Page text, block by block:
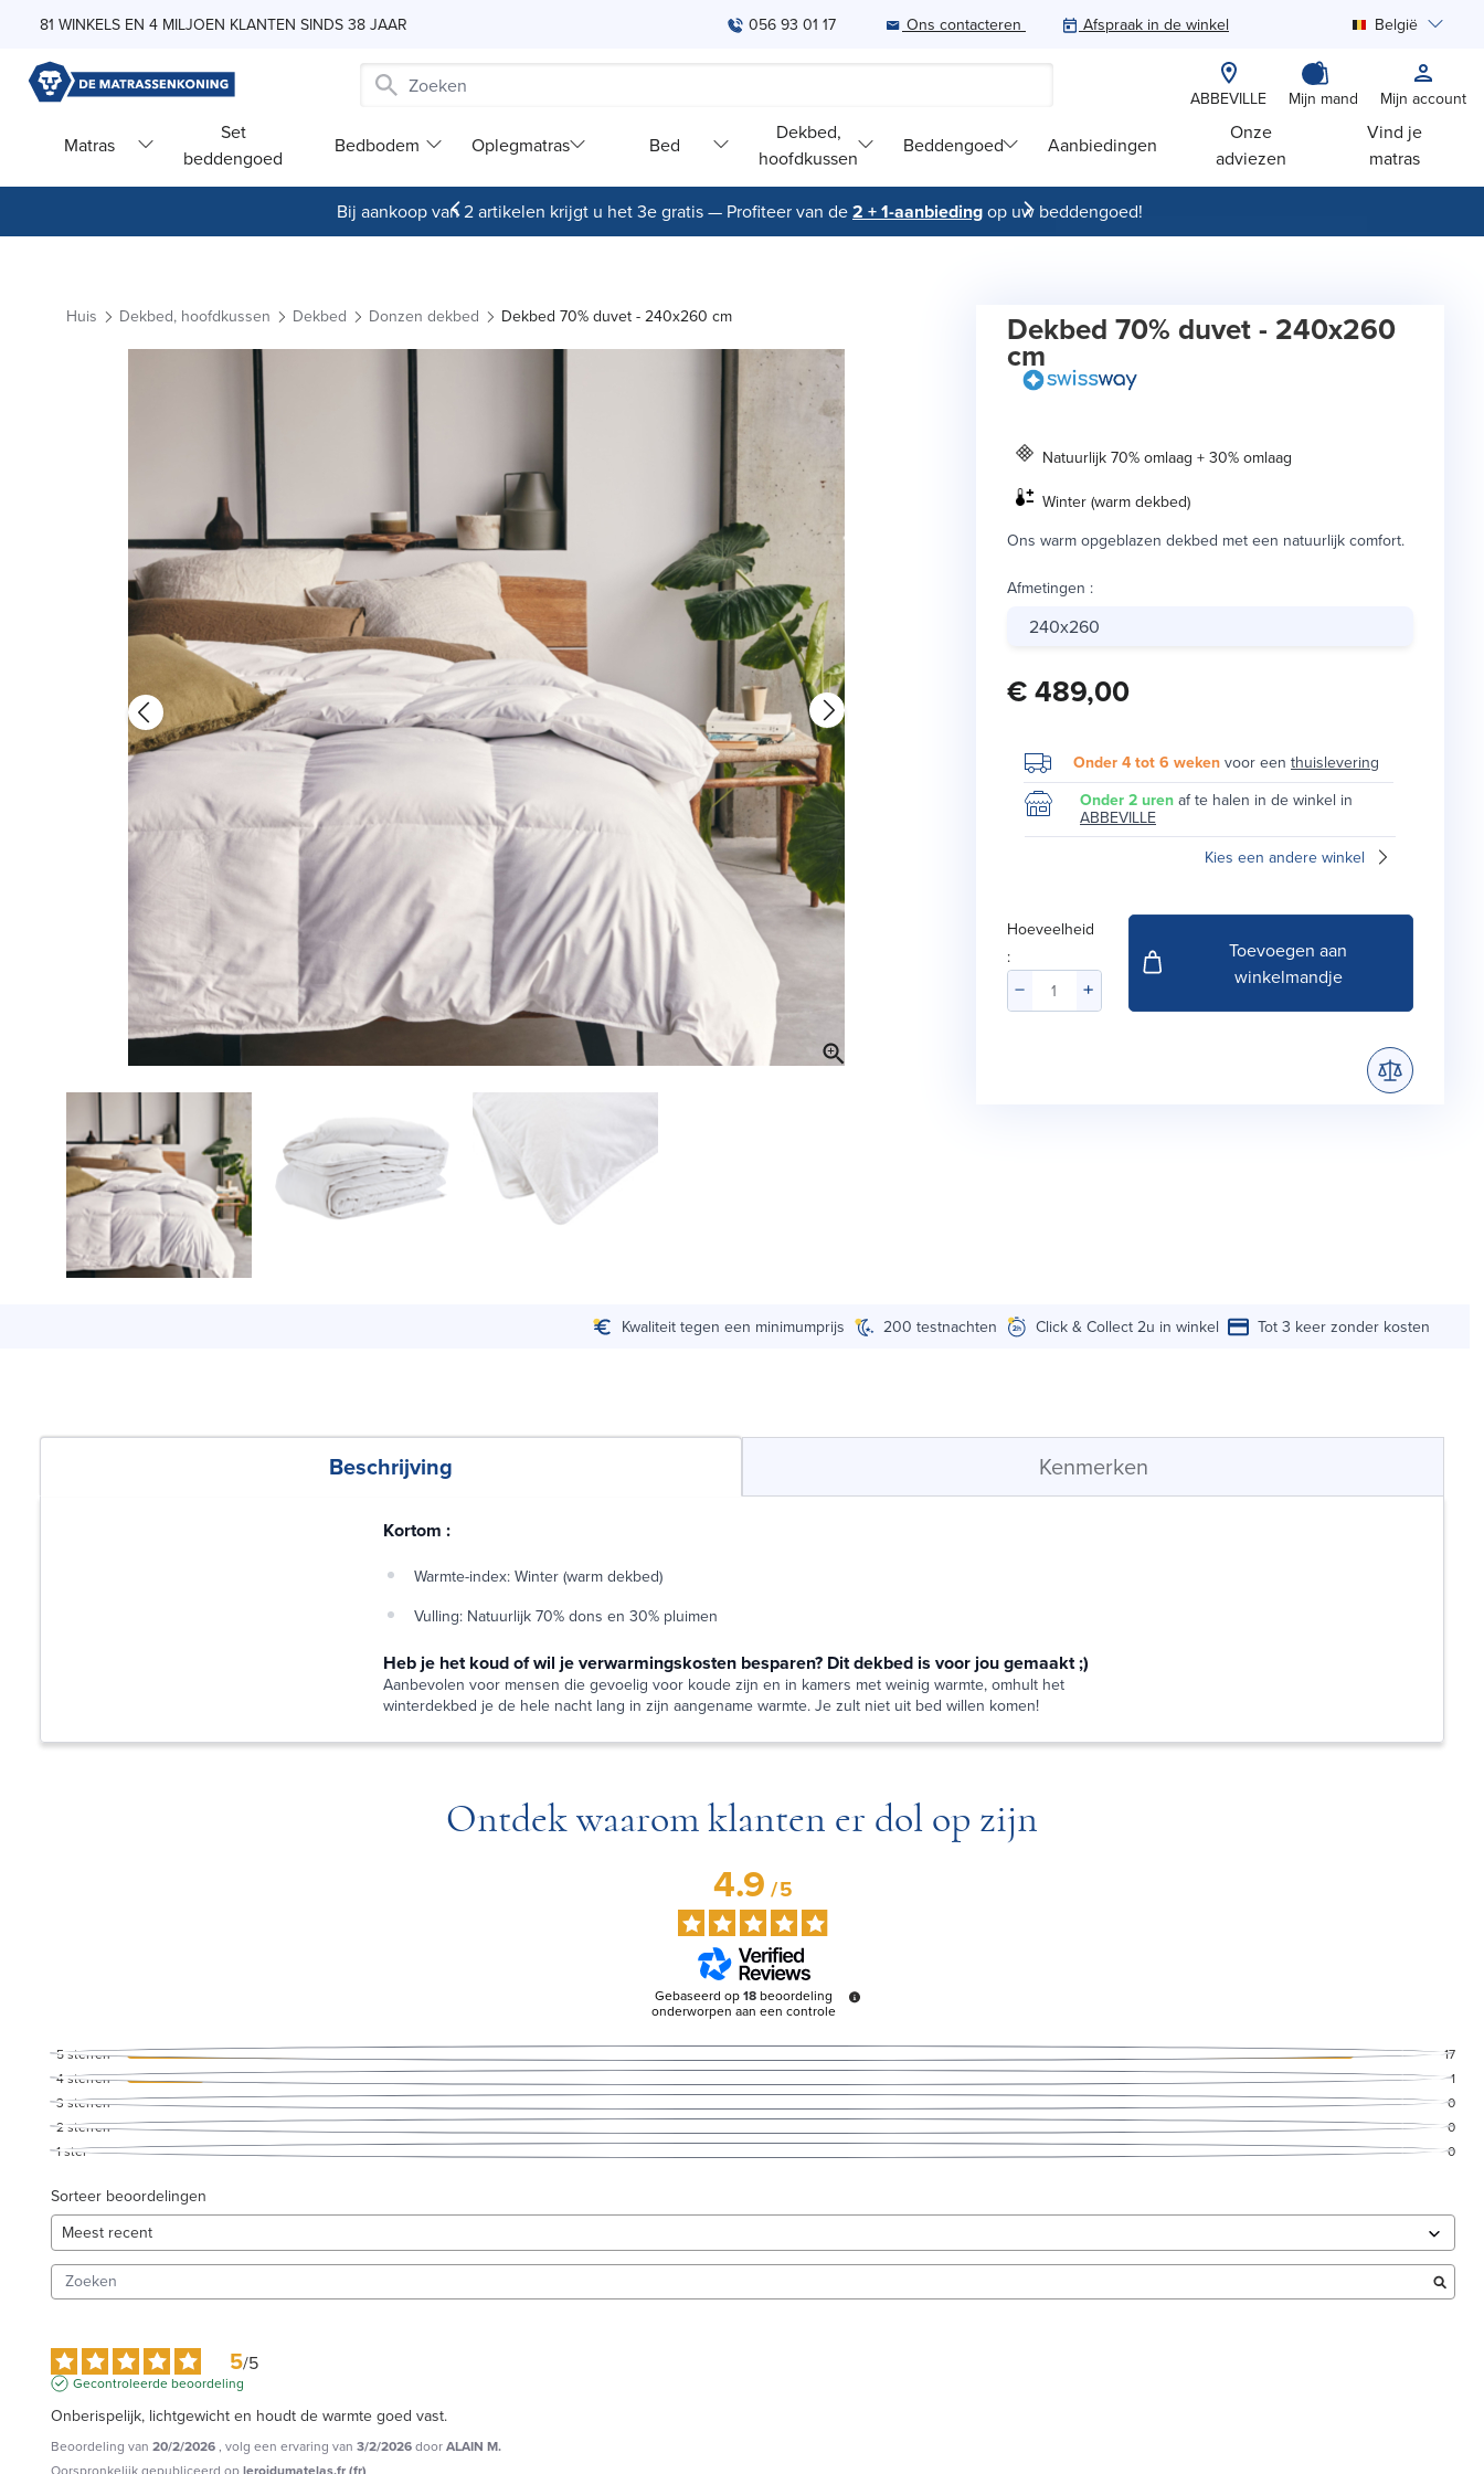
81 WINKELS EN 4 MILJOEN KLANTEN SINDS 38 JAAR 056 93 01 17 Ons contacteren Afspraak in de winkel België
ABBEVILLE Mijn mand Mijn account
Matras
Set
beddengoed
Bedbodem Oplegmatras Bed
Dekbed,
hoofdkussen
Beddengoed Aanbiedingen
Onze
adviezen
Vind je
matras
Bij aankoop van 2 artikelen krijgt u het 3e gratis — Profiteer van de2 + 1-aanbiedingop uw beddengoed!
Huis Dekbed, hoofdkussen Dekbed Donzen dekbed Dekbed 70% duvet - 240x260 cm Dekbed 70% duvet - 240x260
cm
Natuurlijk 70% omlaag + 30% omlaag
Winter (warm dekbed)
Ons warm opgeblazen dekbed met een natuurlijk comfort.
Afmetingen :
240x260
€ 489,00
Onder 4 tot 6 weken voor een thuislevering
Onder 2 uren af te halen in de winkel in
ABBEVILLE
Kies een andere winkel
Hoeveelheid
:
Toevoegen aan
winkelmandje
Kwaliteit tegen een minimumprijs 200 testnachten Click & Collect 2u in winkel Tot 3 keer zonder kosten
Beschrijving Kenmerken
Kortom :
Warmte-index: Winter (warm dekbed)
Vulling: Natuurlijk 70% dons en 30% pluimen
Heb je het koud of wil je verwarmingskosten besparen? Dit dekbed is voor jou gemaakt ;)
Aanbevolen voor mensen die gevoelig voor koude zijn en in kamers met weinig warmte, omhult het
winterdekbed je de hele nacht lang in zijn aangename warmte. Je zult niet uit bed willen komen!
Ontdek waarom klanten er dol op zijn
4.9/5
Gebaseerd op18 beoordeling
onderworpen aan een controle
5sterren
17
4sterren
1
3 sterren
0
2sterren
0
1ster 0
Sorteer beoordelingen
5/5
Gecontroleerde beoordeling
Onberispelijk, lichtgewicht en houdt de warmte goed vast.
Beoordeling van 20/2/2026, volg een ervaring van 3/2/2026doorALAIN M.
Oorspronkelijk gepubliceerd opleroidumatelas.fr (fr)